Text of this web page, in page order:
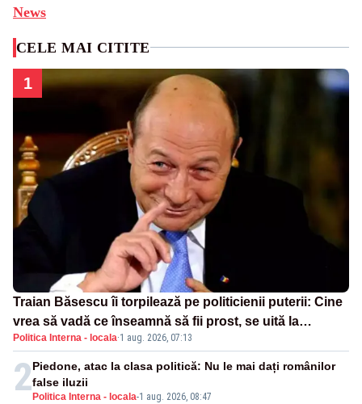
News
CELE MAI CITITE
1
Traian Băsescu îi torpilează pe politicienii puterii: Cine
vrea să vadă ce înseamnă să fii prost, se uită la
România
Politica Interna - locala·1 aug. 2026, 07:13
2 Politica Interna - locala-1 aug. 2026, 08:47
Piedone, atac la clasa politică: Nu le mai dați românilor
false iluzii